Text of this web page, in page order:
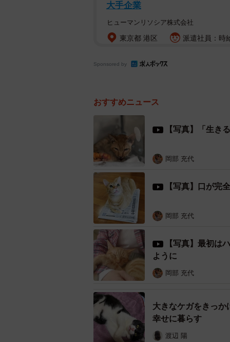
大手企業
ヒューマンリソシア株式会社
東京都 港区 派遣社員：時
Sponsored by
おすすめニュース
【写真】「生き
岡部 充代
【写真】口が完
岡部 充代
【写真】最初は
ように
岡部 充代
大きなケガをきっ
幸せに暮らす
渡辺 陽